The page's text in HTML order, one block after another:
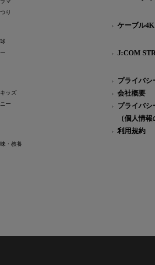
り
ッズ
ー
・教養
ケーブル4K
J:COM
プライバシ
会社概要
プライバシ
（個人情
利用規約